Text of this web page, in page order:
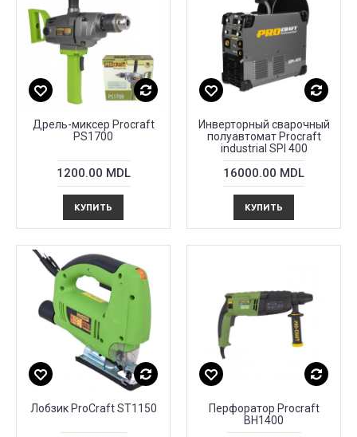
Дрель-миксер Procraft
PS1700
1200.00 MDL
КУПИТЬ
Инверторный сварочный
полуавтомат Procraft
industrial SPI 400
16000.00 MDL
КУПИТЬ
Лобзик ProCraft ST1150
Перфоратор Procraft
BH1400